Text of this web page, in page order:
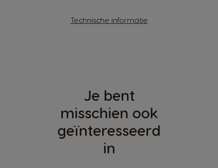
Technische informatie
Je bent
misschien ook
geïnteresseerd
in